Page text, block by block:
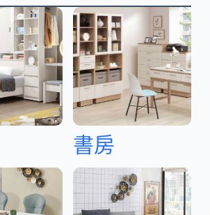
書房